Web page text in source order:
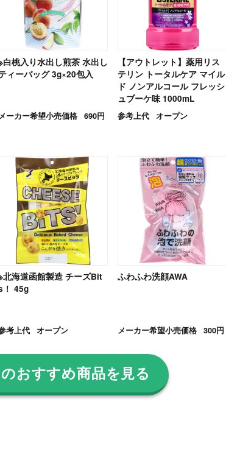
白桃入り水出し煎茶 水出し
ィーバッグ 3g×20包入
ーカー希望小売価格 690円
【アウトレット】薬用リス
テリン トータルケア マイル
ド ノンアルコール フレッシ
ュブーケ味 1000mL
参考上代 オープン
北海道函館製造 チーズBit
！ 45g
考上代 オープン
ふわふわ洗顔AWA
メーカー希望小売価格 300円
おすすめ商品を見る